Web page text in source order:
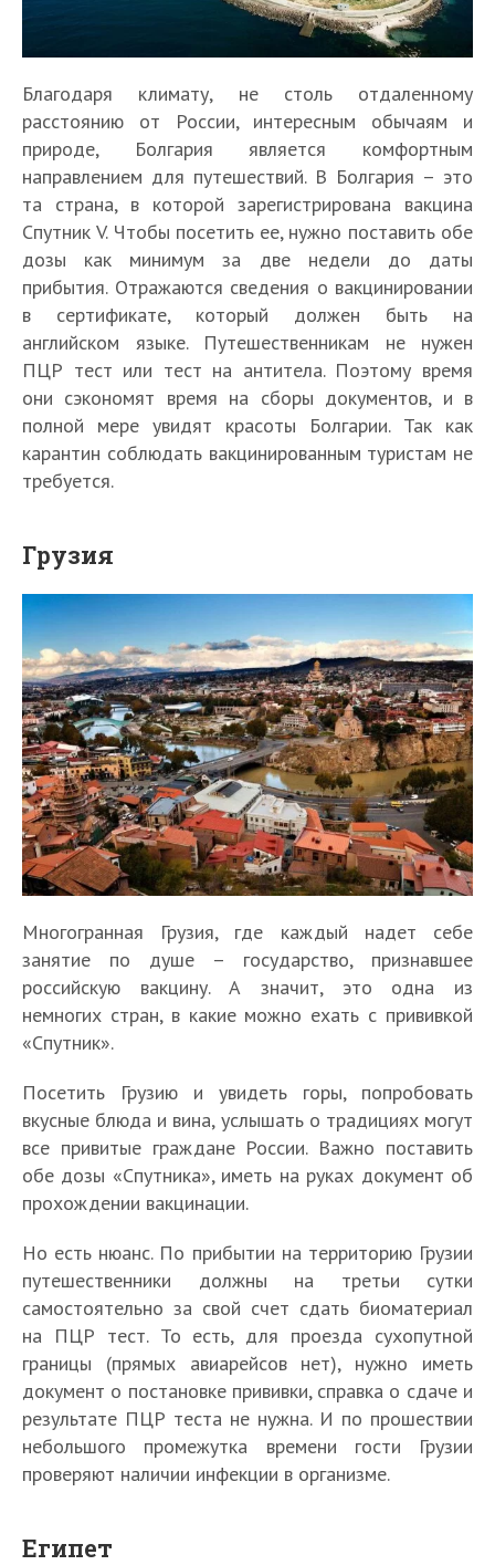
Благодаря климату, не столь отдаленному
расстоянию от России, интересным обычаям и
природе, Болгария является комфортным
направлением для путешествий. В Болгария – это
та страна, в которой зарегистрирована вакцина
Спутник V. Чтобы посетить ее, нужно поставить обе
дозы как минимум за две недели до даты
прибытия. Отражаются сведения о вакцинировании
в сертификате, который должен быть на
английском языке. Путешественникам не нужен
ПЦР тест или тест на антитела. Поэтому время
они сэкономят время на сборы документов, и в
полной мере увидят красоты Болгарии. Так как
карантин соблюдать вакцинированным туристам не
требуется.
Грузия
Многогранная Грузия, где каждый надет себе
занятие по душе – государство, признавшее
российскую вакцину. А значит, это одна из
немногих стран, в какие можно ехать с прививкой
«Спутник».
Посетить Грузию и увидеть горы, попробовать
вкусные блюда и вина, услышать о традициях могут
все привитые граждане России. Важно поставить
обе дозы «Спутника», иметь на руках документ об
прохождении вакцинации.
Но есть нюанс. По прибытии на территорию Грузии
путешественники должны на третьи сутки
самостоятельно за свой счет сдать биоматериал
на ПЦР тест. То есть, для проезда сухопутной
границы (прямых авиарейсов нет), нужно иметь
документ о постановке прививки, справка о сдаче и
результате ПЦР теста не нужна. И по прошествии
небольшого промежутка времени гости Грузии
проверяют наличии инфекции в организме.
Египет